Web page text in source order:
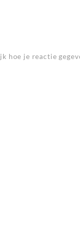
hoe je reactie